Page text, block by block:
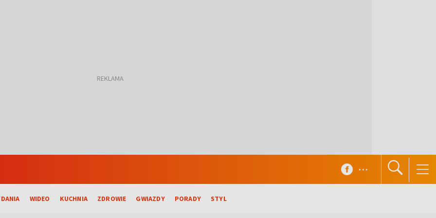
WIDEO KUCHNIA ZDROWIE GWIAZDY PORADY STYL
...